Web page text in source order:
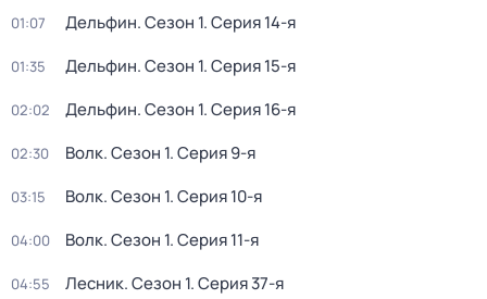
01:07 Дельфин. Сезон 1. Серия 14-я
01:35 Дельфин. Сезон 1. Серия 15-я
02:02 Дельфин. Сезон 1. Серия 16-я
02:30 Волк. Сезон 1. Серия 9-я
03:15 Волк. Сезон 1. Серия 10-я
04:00 Волк. Сезон 1. Серия 11-я
04:55 Лесник. Сезон 1. Серия 37-я